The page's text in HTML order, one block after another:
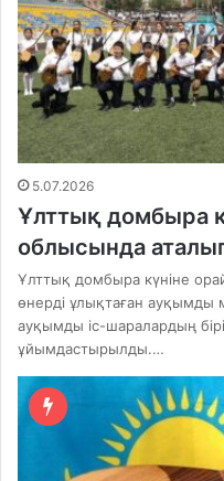
5.07.2026
Ұлттық домбыра
облысында
Ұлттық домбыра күніне
өнерді ұлықтаған ауқымды
ауқымды іс-шаралардың
ұйымдастырылды.…